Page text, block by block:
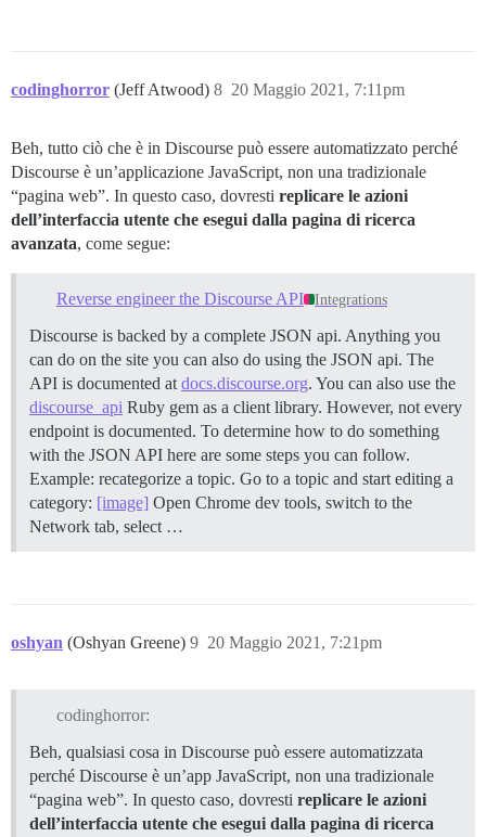
codinghorror (Jeff Atwood) 20 Maggio 2021, 7:11pm
8
Beh, tutto ciò che è in Discourse può essere automatizzato perché
Discourse è un’applicazione JavaScript, non una tradizionale
“pagina web”. In questo caso, dovresti replicare le azioni
dell’interfaccia utente che esegui dalla pagina di ricerca
avanzata, come segue:
Reverse engineer the Discourse API Integrations
Discourse is backed by a complete JSON api. Anything you
can do on the site you can also do using the JSON api. The
API is documented at docs.discourse.org. You can also use the
discourse_api Ruby gem as a client library. However, not every
endpoint is documented. To determine how to do something
with the JSON API here are some steps you can follow.
Example: recategorize a topic. Go to a topic and start editing a
category: [image] Open Chrome dev tools, switch to the
Network tab, select …
oshyan (Oshyan Greene) 20 Maggio 2021, 7:21pm
9
codinghorror:
Beh, qualsiasi cosa in Discourse può essere automatizzata
perché Discourse è un’app JavaScript, non una tradizionale
“pagina web”. In questo caso, dovresti replicare le azioni
dell’interfaccia utente che esegui dalla pagina di ricerca